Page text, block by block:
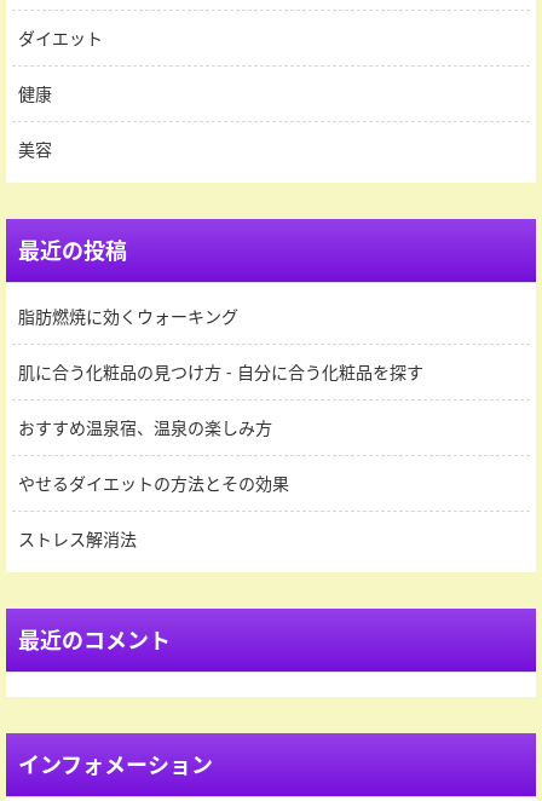
ダイエット
健康
美容
最近の投稿
脂肪燃焼に効くウォーキング
肌に合う化粧品の見つけ方 - 自分に合う化粧品を探す
おすすめ温泉宿、温泉の楽しみ方
やせるダイエットの方法とその効果
ストレス解消法
最近のコメント
インフォメーション